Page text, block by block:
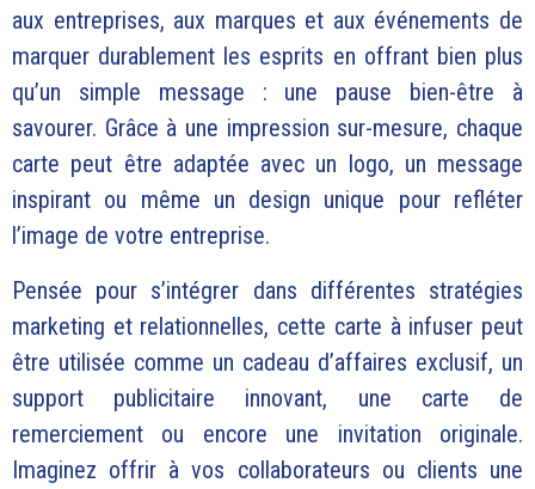
aux entreprises, aux marques et aux événements de
marquer durablement les esprits en offrant bien plus
qu’un simple message : une pause bien-être à
savourer. Grâce à une impression sur-mesure, chaque
carte peut être adaptée avec un logo, un message
inspirant ou même un design unique pour refléter
l’image de votre entreprise.
Pensée pour s’intégrer dans différentes stratégies
marketing et relationnelles, cette carte à infuser peut
être utilisée comme un cadeau d’affaires exclusif, un
support publicitaire innovant, une carte de
remerciement ou encore une invitation originale.
Imaginez offrir à vos collaborateurs ou clients une